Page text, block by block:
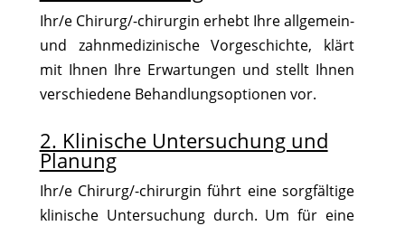
Ihr/e Chirurg/-chirurgin erhebt Ihre allgemein-
und zahnmedizinische Vorgeschichte, klärt
mit Ihnen Ihre Erwartungen und stellt Ihnen
verschiedene Behandlungsoptionen vor.
2. Klinische Untersuchung und
Planung
Ihr/e Chirurg/-chirurgin führt eine sorgfältige
klinische Untersuchung durch. Um für eine